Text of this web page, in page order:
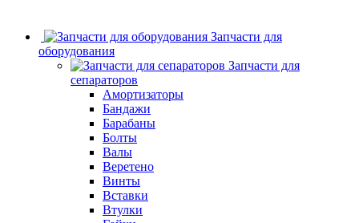
Запчасти для
оборудования
Запчасти для
сепараторов
Амортизаторы
Бандажи
Барабаны
Болты
Валы
Веретено
Винты
Вставки
Втулки